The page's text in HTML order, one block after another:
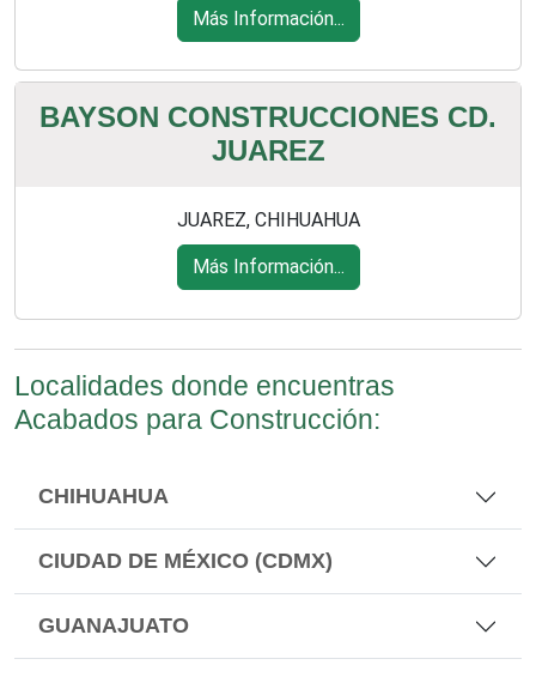
Más Información...
BAYSON CONSTRUCCIONES CD.
JUAREZ
JUAREZ, CHIHUAHUA
Más Información...
Localidades donde encuentras
Acabados para Construcción:
CHIHUAHUA
CIUDAD DE MÉXICO (CDMX)
GUANAJUATO